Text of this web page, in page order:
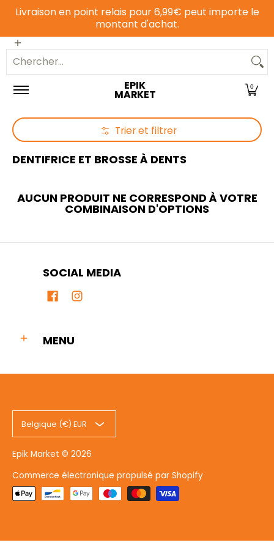
Passer au contenu principal
Livraison en point relais pour 6,99€ peut importe le
montant d'achat.
Epicerie sucrée
Chercher...
EPIK
MARKET
0
Passer au contenu principalTrier et filtrer
DENTIFRICE ET BROSSE À DENTS
AUCUN PRODUIT NE CORRESPOND À VOTRE
COMBINAISON D'OPTIONS
SOCIAL MEDIA
MENU
Belgique (€) EUR
Epik Market © 2026
Commerce électronique propulsé par Shopify